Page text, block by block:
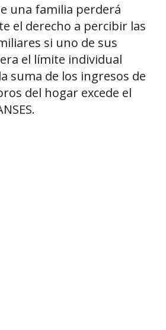
una familia perderá
el derecho a percibir las
si uno de sus
el límite individual
suma de los ingresos de
del hogar excede el